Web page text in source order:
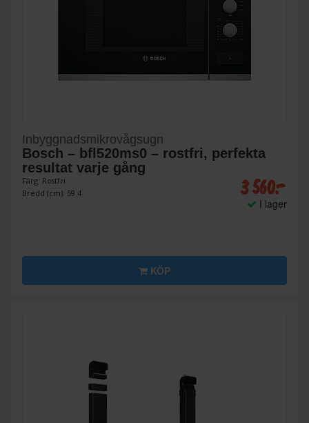
Inbyggnadsmikrovågsugn
Bosch – bfl520ms0 – rostfri, perfekta
resultat varje gång
Färg: Rostfri
Bredd (cm): 59.4
3 560:-
I lager
KÖP